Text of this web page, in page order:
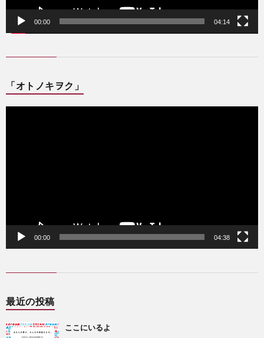
00:00 04:14
「オトノキヲク」
動
00:00 04:38
最近の投稿
ここにいるよ